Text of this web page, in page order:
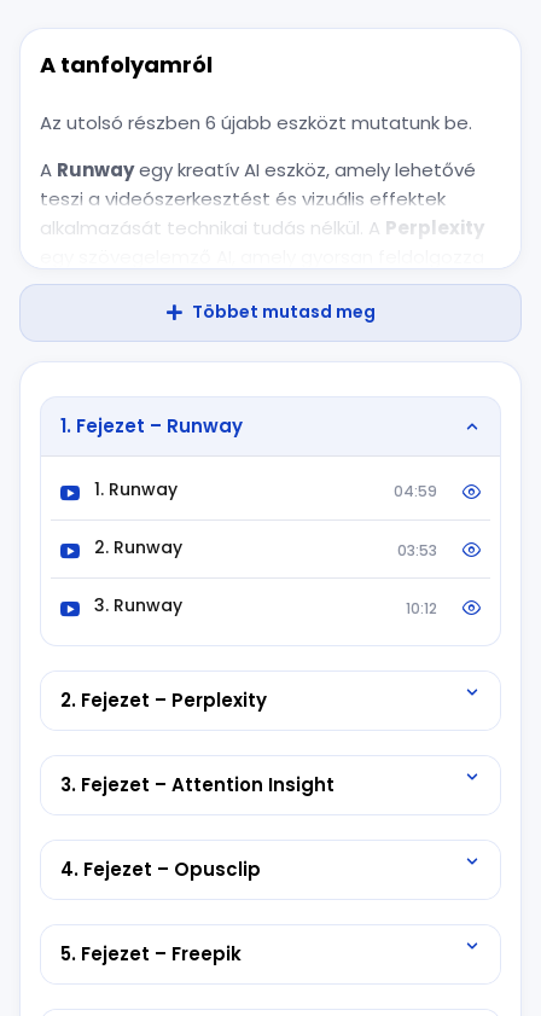
A tanfolyamról
Az utolsó részben 6 újabb eszközt mutatunk be.
A Runwayegy kreatív AI eszköz, amely lehetővé
teszi a videószerkesztést és vizuális effektek
alkalmazását technikai tudás nélkül. A Perplexity
és kiemeli a fontos információkat hosszú
szövegekből. Az Attention Insightsegít a vizuális
tartalmak figyelemfelkeltő erejének elemzésében,
OpusClipegy automatikus videószerkesztő,
amely gyorsan azonosítja a legfontosabb
pillanatokat a videókban. AFreepikingyenes és
prémium grafikai elemeket kínál vizuális tartalmak
gyors elkészítéséhez, míg azAgentivHubAI-t
használ az üzleti folyamatok automatizálására,
növelve a hatékonyságot.
Többet mutasd meg
1. Fejezet – Runway
1. Runway 04:59
2. Runway 03:53
3. Runway 10:12
2. Fejezet – Perplexity
3. Fejezet – Attention Insight
4. Fejezet – Opusclip
5. Fejezet – Freepik